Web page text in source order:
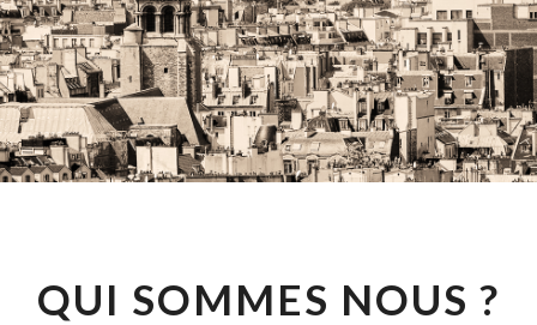
CONSEIL EN
INVESTISSEMENT
LOCATIF
GARANTIR L' ACQUISITION
QUI SOMMES NOUS ?